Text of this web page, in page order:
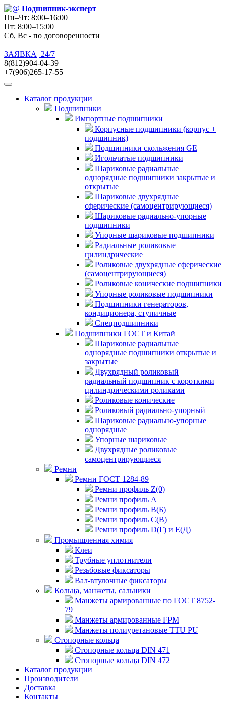
Подшипник-эксперт
Пн–Чт: 8:00–16:00
Пт: 8:00–15:00
Сб, Вс - по договоренности
ЗАЯВКА
24/7
8(812)904-04-39
+7(906)265-17-55
Каталог продукции
Подшипники
Импортные подшипники
Корпусные подшипники (корпус +
подшипник)
Подшипники скольжения GE
Игольчатые подшипники
Шариковые радиальные
однорядные подшипники закрытые и
открытые
Шариковые двухрядные
сферические (самоцентрирующиеся)
Шариковые радиально-упорные
подшипники
Упорные шариковые подшипники
Радиальные роликовые
цилиндрические
Роликовые двухрядные сферические
(самоцентрирующиеся)
Роликовые конические подшипники
Упорные роликовые подшипники
Подшипники генераторов,
кондиционера, ступичные
Спецподшипники
Подшипники ГОСТ и Китай
Шариковые радиальные
однорядные подшипники открытые и
закрытые
Двухрядный роликовый
радиальный подшипник с короткими
цилиндрическими роликами
Роликовые конические
Роликовый радиально-упорный
Шариковые радиально-упорные
однорядные
Упорные шариковые
Двухрядные роликовые
самоцентрирующиеся
Ремни
Ремни ГОСТ 1284-89
Ремни профиль Z(0)
Ремни профиль А
Ремни профиль В(Б)
Ремни профиль С(В)
Ремни профиль D(Г) и E(Д)
Промышленная химия
Клеи
Трубные уплотнители
Резьбовые фиксаторы
Вал-втулочные фиксаторы
Кольца, манжеты, сальники
Манжеты армированные по ГОСТ 8752-
79
Манжеты армированные FPM
Манжеты полиуретановые TTU PU
Стопорные кольца
Стопорные кольца DIN 471
Стопорные кольца DIN 472
Каталог продукции
Производители
Доставка
Контакты